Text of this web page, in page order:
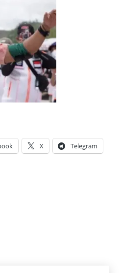
X Telegram